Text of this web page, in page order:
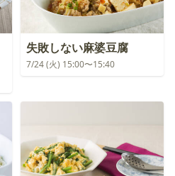
失敗しない麻婆豆腐
7/24 (火) 15:00〜15:40